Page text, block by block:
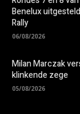
Benelux
Rally
06/08/2026
Milan Marczak
klinkende zege
05/08/2026